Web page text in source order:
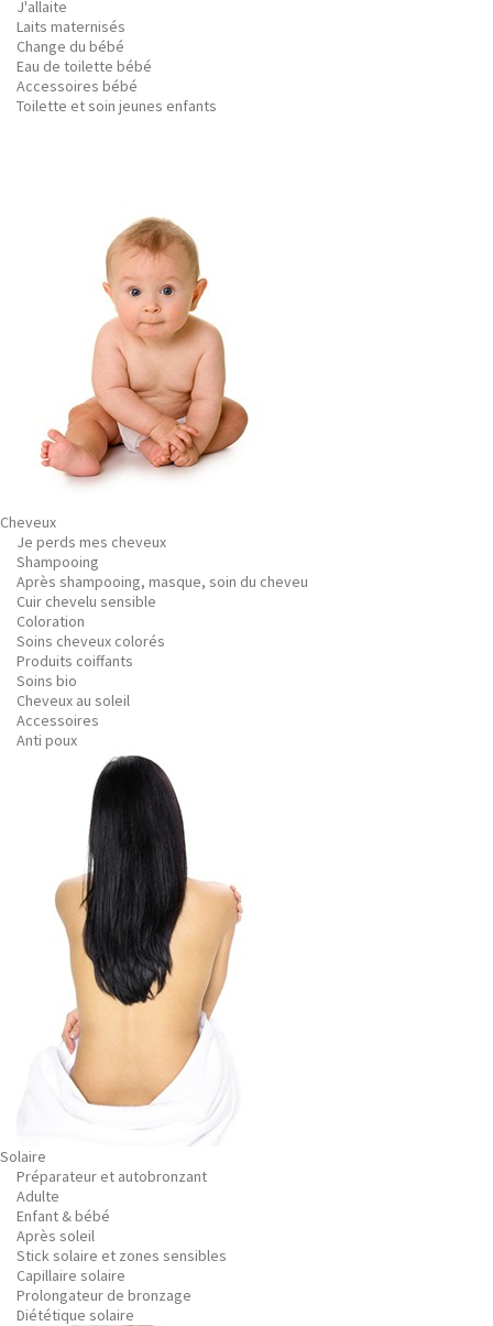
J'allaite
Laits maternisés
Change du bébé
Eau de toilette bébé
Accessoires bébé
Toilette et soin jeunes enfants
Cheveux
Je perds mes cheveux
Shampooing
Après shampooing, masque, soin du cheveu
Cuir chevelu sensible
Coloration
Soins cheveux colorés
Produits coiffants
Soins bio
Cheveux au soleil
Accessoires
Anti poux
Solaire
Préparateur et autobronzant
Adulte
Enfant & bébé
Après soleil
Stick solaire et zones sensibles
Capillaire solaire
Prolongateur de bronzage
Diététique solaire